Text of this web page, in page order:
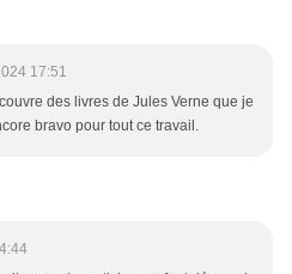
17:51
des livres de Jules Verne que je
bravo pour tout ce travail.